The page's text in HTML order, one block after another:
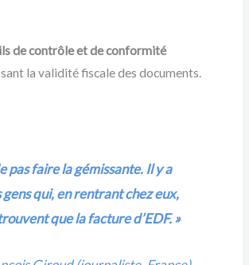
de contrôle et de conformité
la validité fiscale des documents.
pas faire la gémissante. Il y a
gens qui, en rentrant chez eux,
que la facture d’EDF. »